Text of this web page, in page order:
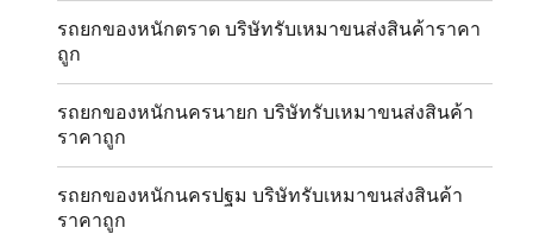
รถยกของหนักตราด บริษัทรับเหมาขนส่งสินค้าราคา
ถูก
รถยกของหนักนครนายก บริษัทรับเหมาขนส่งสินค้า
ราคาถูก
รถยกของหนักนครปฐม บริษัทรับเหมาขนส่งสินค้า
ราคาถูก